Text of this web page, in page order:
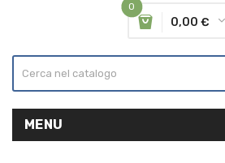
0
0,00 €
MENU